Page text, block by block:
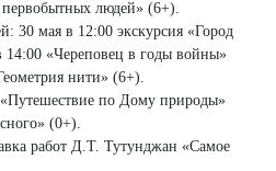
людей» (6+).
30 мая в 12:00 экскурсия «Город
«Череповец в годы войны»
нити» (6+).
«Путешествие по Дому природы»
(0+).
работ Д.Т. Тутунджан «Самое